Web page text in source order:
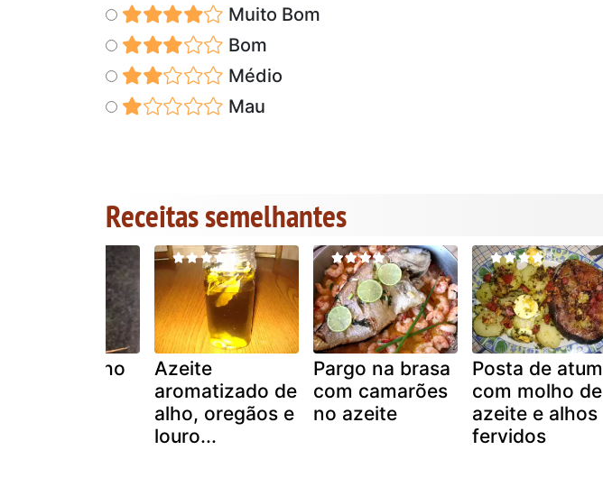
Muito Bom
Bom
Médio
Mau
Receitas semelhantes
de alho
Azeite
aromatizado de
alho, oregãos e
louro...
Pargo na brasa
com camarões
no azeite
Posta de atum
com molho de
azeite e alhos
fervidos